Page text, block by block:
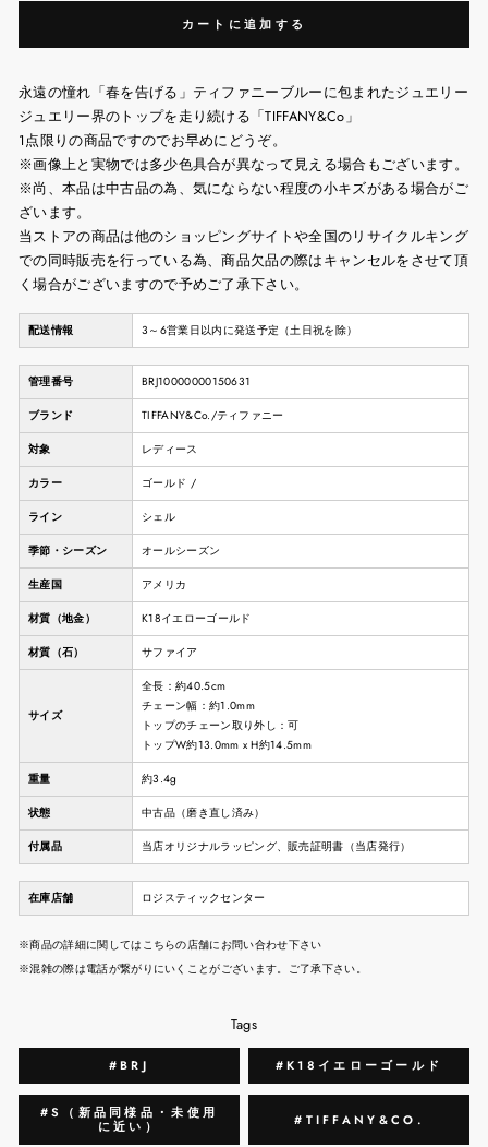
カートに追加する
永遠の憧れ「春を告げる」ティファニーブルーに包まれたジュエリー
ジュエリー界のトップを走り続ける「TIFFANY&Co」
1点限りの商品ですのでお早めにどうぞ。
※画像上と実物では多少色具合が異なって見える場合もございます。
※尚、本品は中古品の為、気にならない程度の小キズがある場合がご
ざいます。
当ストアの商品は他のショッピングサイトや全国のリサイクルキング
での同時販売を行っている為、商品欠品の際はキャンセルをさせて頂
く場合がございますので予めご了承下さい。
配送情報 3～6営業日以内に発送予定（土日祝を除）
管理番号 BRJ10000000150631
ブランド TIFFANY&Co./ティファニー
対象 レディース
カラー ゴールド /
ライン シェル
季節・シーズン オールシーズン
生産国 アメリカ
材質（地金） K18イエローゴールド
材質（石） サファイア
サイズ
全長：約40.5cm
チェーン幅：約1.0mm
トップのチェーン取り外し：可
トップW約13.0mm x H約14.5mm
重量 約3.4g
状態 中古品（磨き直し済み）
付属品 当店オリジナルラッピング、販売証明書（当店発行）
在庫店舗 ロジスティックセンター
※商品の詳細に関してはこちらの店舗にお問い合わせ下さい
※混雑の際は電話が繋がりにいくことがございます。ご了承下さい。
Tags
#BRJ #K18イエローゴールド
#S（新品同様品・未使用
に近い）
#TIFFANY&CO.